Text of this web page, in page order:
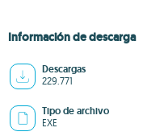
Información de descarga
Descargas
229.771
Tipo de archivo
EXE